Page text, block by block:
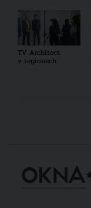
TV Architect
v regionech